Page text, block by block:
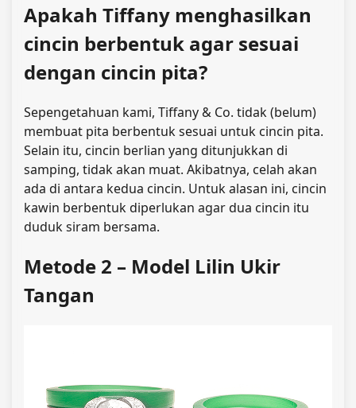
Apakah Tiffany menghasilkan
cincin berbentuk agar sesuai
dengan cincin pita?
Sepengetahuan kami, Tiffany & Co. tidak (belum)
membuat pita berbentuk sesuai untuk cincin pita.
Selain itu, cincin berlian yang ditunjukkan di
samping, tidak akan muat. Akibatnya, celah akan
ada di antara kedua cincin. Untuk alasan ini, cincin
kawin berbentuk diperlukan agar dua cincin itu
duduk siram bersama.
Metode 2 – Model Lilin Ukir
Tangan